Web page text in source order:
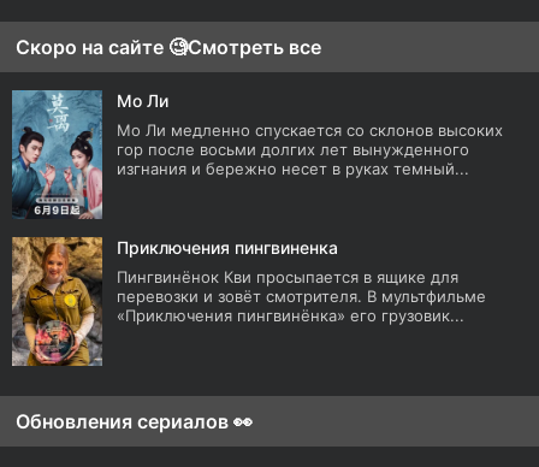
Скоро на сайте 🧐Смотреть все
Мо Ли
Мо Ли медленно спускается со склонов высоких
гор после восьми долгих лет вынужденного
изгнания и бережно несет в руках темный...
Приключения пингвиненка
Пингвинёнок Кви просыпается в ящике для
перевозки и зовёт смотрителя. В мультфильме
«Приключения пингвинёнка» его грузовик...
Обновления сериалов 👀